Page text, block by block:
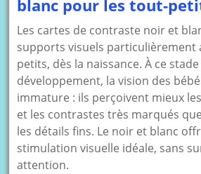
blanc pour les tout-
Les cartes de contraste noir et
supports visuels particulièrement
petits, dès la naissance. À ce
développement, la vision des
immature : ils perçoivent mieux
et les contrastes très marqués
les détails fins. Le noir et blanc
stimulation visuelle idéale, sans
attention.